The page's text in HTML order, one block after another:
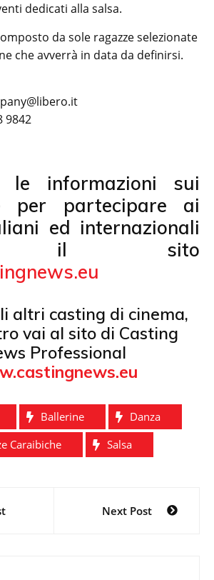
dedicati alla salsa.
da sole ragazze selezionate
che avverrà in data da definirsi.
9842
le informazioni sui
per partecipare ai
ed internazionali
il sito
altri casting di cinema,
vai al sito di Casting
Professional
Ballerine
Danza
Caraibiche
Salsa
Next Post